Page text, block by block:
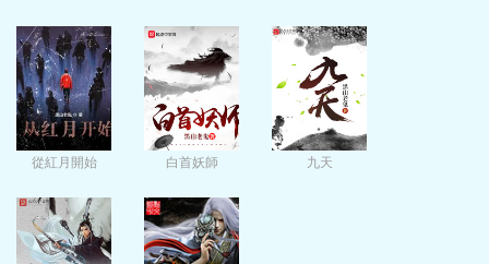
從紅月開始 白首妖師 九天